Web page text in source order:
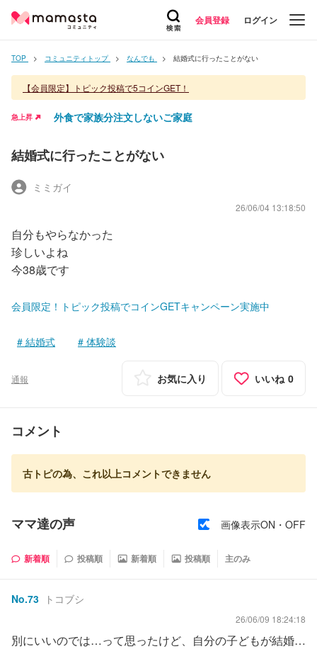
会員登録 ログイン
TOP コミュニティトップ なんでも 結婚式に行ったことがない
【会員限定】トピック投稿で5コインGET！
急上昇 外食で家族分注文しないご家庭
結婚式に行ったことがない
ミミガイ
26/06/04 13:18:50
自分もやらなかった
珍しいよね
今38歳です
会員限定！トピック投稿でコインGETキャンペーン実施中
結婚式 体験談
通報 お気に入り いいね 0
コメント
古トピの為、これ以上コメントできません
ママ達の声 画像表示ON・OFF
新着順 投稿順 新着順 投稿順 主のみ
No.73 トコブシ
26/06/09 18:24:18
別にいいのでは…って思ったけど、自分の子どもが結婚…